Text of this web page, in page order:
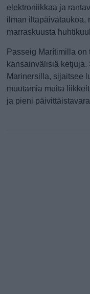
elektroniikkaa ja
ilman iltapäivätaukoa,
marraskuusta
Passeig Marítimilla
kansainvälisiä
Marinersilla, sijaitsee
muutamia muita
ja pieni